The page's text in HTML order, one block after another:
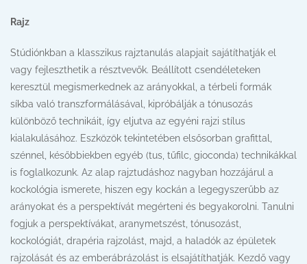
Rajz
Stúdiónkban a klasszikus rajztanulás alapjait sajátíthatják el
vagy fejleszthetik a résztvevők. Beállított csendéleteken
keresztül megismerkednek az arányokkal, a térbeli formák
síkba való transzformálásával, kipróbálják a tónusozás
különböző technikáit, így eljutva az egyéni rajzi stílus
kialakulásához. Eszközök tekintetében elsősorban grafittal,
szénnel, későbbiekben egyéb (tus, tűfilc, gioconda) technikákkal
is foglalkozunk. Az alap rajztudáshoz nagyban hozzájárul a
kockológia ismerete, hiszen egy kockán a legegyszerűbb az
arányokat és a perspektívát megérteni és begyakorolni. Tanulni
fogjuk a perspektívákat, aranymetszést, tónusozást,
kockológiát, drapéria rajzolást, majd, a haladók az épületek
rajzolását és az emberábrázolást is elsajátíthatják. Kezdő vagy